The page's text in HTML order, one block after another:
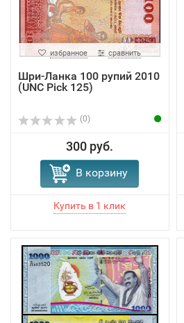
избранное сравнить
Шри-Ланка 100 рупий 2010
(UNC Pick 125)
(0)
300 руб.
В корзину